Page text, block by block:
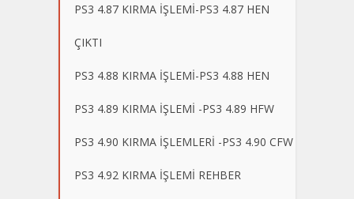
PS3 4.87 KIRMA İŞLEMİ-PS3 4.87 HEN
ÇIKTI
PS3 4.88 KIRMA İŞLEMİ-PS3 4.88 HEN
PS3 4.89 KIRMA İŞLEMİ -PS3 4.89 HFW
PS3 4.90 KIRMA İŞLEMLERİ -PS3 4.90 CFW
PS3 4.92 KIRMA İŞLEMİ REHBER